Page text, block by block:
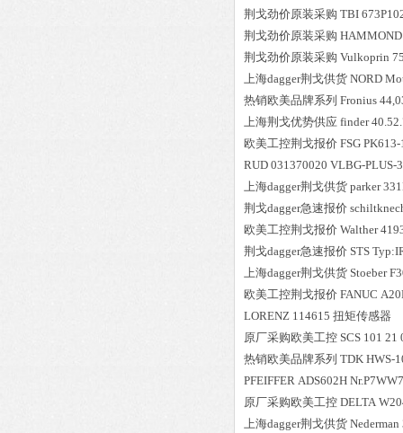
荆戈劲价原装采购 TBI
荆戈劲价原装采购 HAMMOND
荆戈劲价原装采购 Vulkoprin
上海dagger荆戈供货 NORD
热销欧美品牌系列 Fronius
上海荆戈优势供应 finder
欧美工控荆戈报价 FSG
RUD 031370020 VLBG-PLUS-
上海dagger荆戈供货 parker
荆戈dagger急速报价
欧美工控荆戈报价 Walther
荆戈dagger急速报价 STS
上海dagger荆戈供货 Stoeber
欧美工控荆戈报价 FANUC
LORENZ 114615 扭矩传感器
原厂采购欧美工控 SCS 101 21
热销欧美品牌系列 TDK HWS-
PFEIFFER ADS602H
原厂采购欧美工控 DELTA
上海dagger荆戈供货 Nederman